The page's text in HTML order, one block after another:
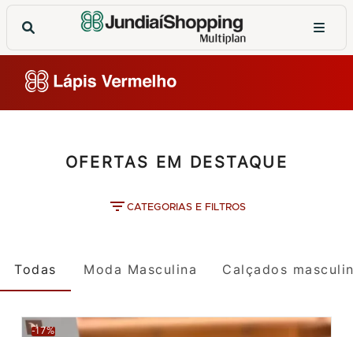
OFERTAS EM DESTAQUE
CATEGORIAS E FILTROS
Todas Moda Masculina Calçados
-17%